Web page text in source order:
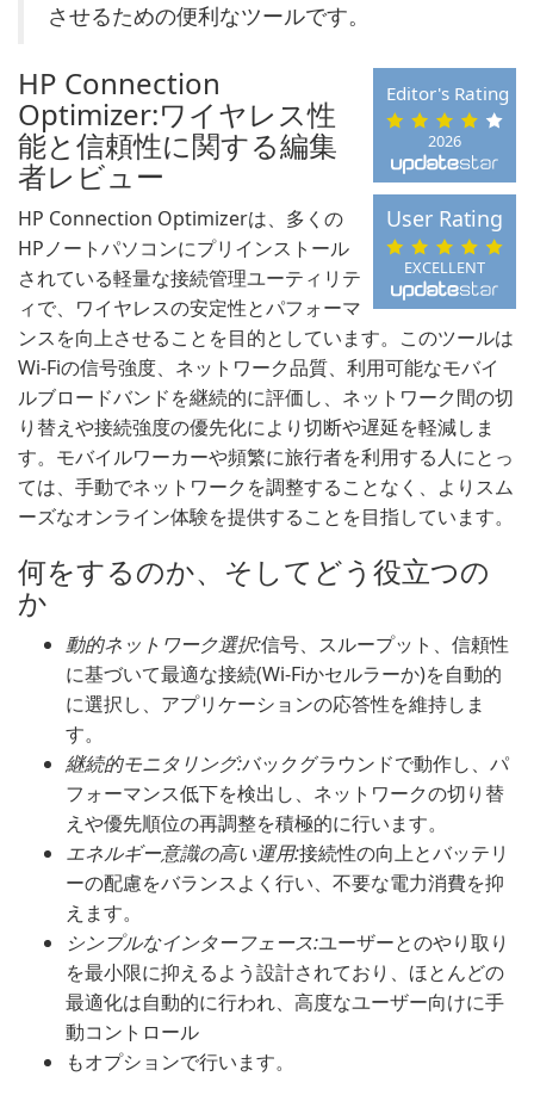
させるための便利なツールです。
2026
Editor's Rating
EXCELLENT
User Rating
HP Connection
Optimizer:ワイヤレス性
能と信頼性に関する編集
者レビュー
HP Connection Optimizerは、多くの
HPノートパソコンにプリインストール
されている軽量な接続管理ユーティリテ
ィで、ワイヤレスの安定性とパフォーマ
ンスを向上させることを目的としています。このツールは
Wi-Fiの信号強度、ネットワーク品質、利用可能なモバイ
ルブロードバンドを継続的に評価し、ネットワーク間の切
り替えや接続強度の優先化により切断や遅延を軽減しま
す。モバイルワーカーや頻繁に旅行者を利用する人にとっ
ては、手動でネットワークを調整することなく、よりスム
ーズなオンライン体験を提供することを目指しています。
何をするのか、そしてどう役立つの
か
動的ネットワーク選択:信号、スループット、信頼性
に基づいて最適な接続(Wi-Fiかセルラーか)を自動的
に選択し、アプリケーションの応答性を維持しま
す。
継続的モニタリング:バックグラウンドで動作し、パ
フォーマンス低下を検出し、ネットワークの切り替
えや優先順位の再調整を積極的に行います。
エネルギー意識の高い運用:接続性の向上とバッテリ
ーの配慮をバランスよく行い、不要な電力消費を抑
えます。
シンプルなインターフェース:ユーザーとのやり取り
を最小限に抑えるよう設計されており、ほとんどの
最適化は自動的に行われ、高度なユーザー向けに手
動コントロール
もオプションで行います。